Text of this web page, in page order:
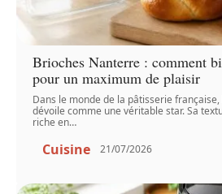
Brioches Nanterre : comment
pour un maximum de plaisir
Dans le monde de la pâtisserie
dévoile comme une véritable star. Sa
riche en…
Cuisine 21/07/2026